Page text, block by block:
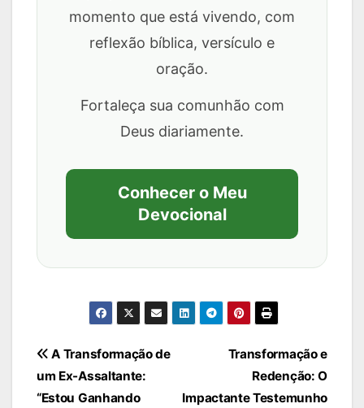
momento que está vivendo, com
reflexão bíblica, versículo e
oração.
Fortaleça sua comunhão com
Deus diariamente.
Conhecer o Meu
Devocional
Navegação
de
Transformação e
Redenção: O
Impactante Testemunho
A Transformação de
um Ex-Assaltante:
“Estou Ganhando